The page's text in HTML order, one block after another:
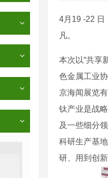
4月19 -22 日
凡。
本次以“共享
色金属工业
京海闻展览
钛产业是战
及一些细分
科研生产基
研、用到创